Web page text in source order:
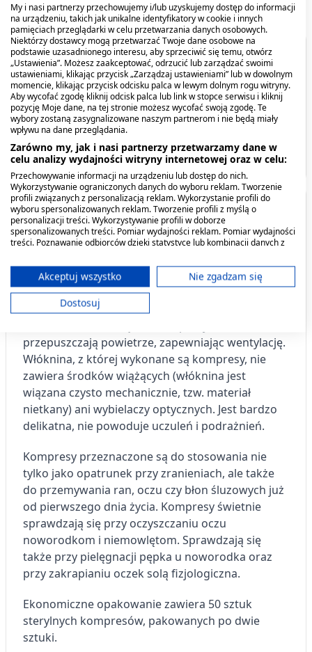
Spis treści
Opis produktu
Kiedy stosować produkt?
Producent - podmiot odpowiedzialny
Opis produktu
Kompresy włókniste jałowe Medicomp, 4
Kiedy stosować produkt?
przepuszczają powietrze, zapewniając wentylację.
Włóknina, z której wykonane są kompresy, nie
zawiera środków wiążących (włóknina jest
wiązana czysto mechanicznie, tzw. materiał
nietkany) ani wybielaczy optycznych. Jest bardzo
delikatna, nie powoduje uczuleń i podrażnień.
Kompresy przeznaczone są do stosowania nie
tylko jako opatrunek przy zranieniach, ale także
do przemywania ran, oczu czy błon śluzowych już
od pierwszego dnia życia. Kompresy świetnie
sprawdzają się przy oczyszczaniu oczu
noworodkom i niemowlętom. Sprawdzają się
także przy pielęgnacji pępka u noworodka oraz
przy zakrapianiu oczek solą fizjologiczna.
Ekonomiczne opakowanie zawiera 50 sztuk
sterylnych kompresów, pakowanych po dwie
sztuki.
My i nasi partnerzy przechowujemy i/lub uzyskujemy dostęp do informacji
na urządzeniu, takich jak unikalne identyfikatory w cookie i innych
pamięciach przeglądarki w celu przetwarzania danych osobowych.
Niektórzy dostawcy mogą przetwarzać Twoje dane osobowe na
podstawie uzasadnionego interesu, aby sprzeciwić się temu, otwórz
„Ustawienia”. Możesz zaakceptować, odrzucić lub zarządzać swoimi
ustawieniami, klikając przycisk „Zarządzaj ustawieniami” lub w dowolnym
momencie, klikając przycisk odcisku palca w lewym dolnym rogu witryny.
Aby wycofać zgodę kliknij odcisk palca lub link w stopce serwisu i kliknij
pozycję Moje dane, na tej stronie możesz wycofać swoją zgodę. Te
wybory zostaną zasygnalizowane naszym partnerom i nie będą miały
wpływu na dane przeglądania.
Zarówno my, jak i nasi partnerzy przetwarzamy dane w
celu analizy wydajności witryny internetowej oraz w celu:
Przechowywanie informacji na urządzeniu lub dostęp do nich.
Wykorzystywanie ograniczonych danych do wyboru reklam. Tworzenie
profili związanych z personalizacją reklam. Wykorzystanie profili do
wyboru spersonalizowanych reklam. Tworzenie profili z myślą o
personalizacji treści. Wykorzystywanie profili w doborze
spersonalizowanych treści. Pomiar wydajności reklam. Pomiar wydajności
treści. Poznawanie odbiorców dzięki statystyce lub kombinacji danych z
ograniczonych danych do wyboru treści.
Dane mogą być udostępniane poza Unię Europejską i wysyłane do USA.
Twoja zgoda i polityka cookie dotyczą wyłącznie tej witryny/aplikacji.
Wyświetl listę partnerów (11 dostawców IAB)
Cele przetwarzania IAB:
Przechowywanie informacji na urządzeniu
lub dostęp do nich
Wykorzystywanie ograniczonych danych do
wyboru reklam
spersonalizowanych reklam
Wykorzystanie profili do wyboru
spersonalizowanych reklam
Tworzenie profili w celu personalizacji treści
Wykorzystywanie profili w celu doboru
spersonalizowanych treści
Pomiar efektywności reklam
Pomiar efektywności treści
Akceptuj wszystko
Nie zgadzam się
Dostosuj